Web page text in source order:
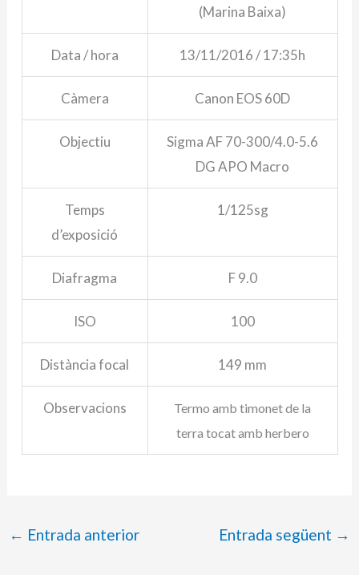
(Marina Baixa)
Data / hora 13/11/2016 / 17:35h
Càmera Canon EOS 60D
Objectiu
Sigma AF 70-300/4.0-5.6
DG APO Macro
Temps
d’exposició
1/125sg
Diafragma F 9.0
ISO 100
Distància focal 149 mm
Observacions
Termo amb timonet de la
terra tocat amb herbero
← Entrada anterior Entrada següent →